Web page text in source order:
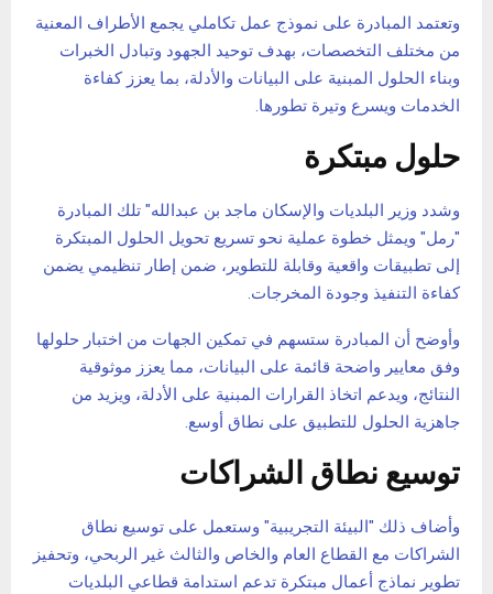
وتعتمد المبادرة على نموذج عمل تكاملي يجمع الأطراف المعنية
من مختلف التخصصات، بهدف توحيد الجهود وتبادل الخبرات
وبناء الحلول المبنية على البيانات والأدلة، بما يعزز كفاءة
الخدمات ويسرع وتيرة تطورها.
حلول مبتكرة
وشدد وزير البلديات والإسكان ماجد بن عبدالله" تلك المبادرة
"رمل" ويمثل خطوة عملية نحو تسريع تحويل الحلول المبتكرة
إلى تطبيقات واقعية وقابلة للتطوير، ضمن إطار تنظيمي يضمن
كفاءة التنفيذ وجودة المخرجات.
وأوضح أن المبادرة ستسهم في تمكين الجهات من اختبار حلولها
وفق معايير واضحة قائمة على البيانات، مما يعزز موثوقية
النتائج، ويدعم اتخاذ القرارات المبنية على الأدلة، ويزيد من
جاهزية الحلول للتطبيق على نطاق أوسع.
توسيع نطاق الشراكات
وأضاف ذلك "البيئة التجريبية" وستعمل على توسيع نطاق
الشراكات مع القطاع العام والخاص والثالث غير الربحي، وتحفيز
تطوير نماذج أعمال مبتكرة تدعم استدامة قطاعي البلديات